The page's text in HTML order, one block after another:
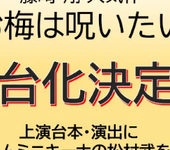
アート・写真
テクノロジー・ガジェット
映像・映画